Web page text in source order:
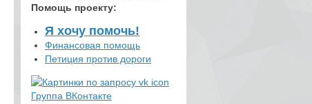
Помощь проекту:
Я хочу помочь!
Финансовая помощь
Петиция против дороги
Группа ВКонтакте